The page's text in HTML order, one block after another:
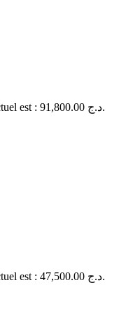
Le prix actuel est : 91,800.00 د.ج.
Le prix actuel est : 47,500.00 د.ج.